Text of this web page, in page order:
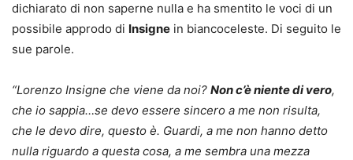
dichiarato di non saperne nulla e ha smentito le voci di un
possibile approdo di Insigne in biancoceleste. Di seguito le
sue parole.
“Lorenzo Insigne che viene da noi? Non c’è niente di vero,
che io sappia…se devo essere sincero a me non risulta,
che le devo dire, questo è. Guardi, a me non hanno detto
nulla riguardo a questa cosa, a me sembra una mezza